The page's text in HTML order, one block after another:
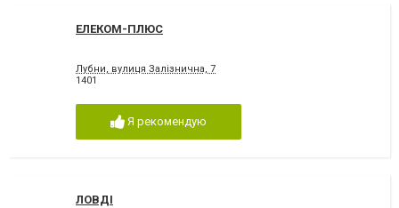
ЕЛЕКОМ-ПЛЮС
Лубни, вулиця Залізнична, 7
1401
Я рекомендую
ЛОВДІ